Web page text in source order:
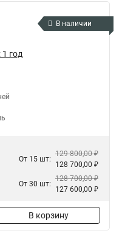
В наличии
1 год
От 15 шт:
129 800,00 ₽
128 700,00 ₽
От 30 шт:
128 700,00 ₽
127 600,00 ₽
В корзину